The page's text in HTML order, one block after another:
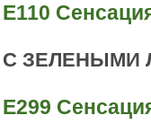
Е110
С ЗЕЛЕНЫМИ
Е299